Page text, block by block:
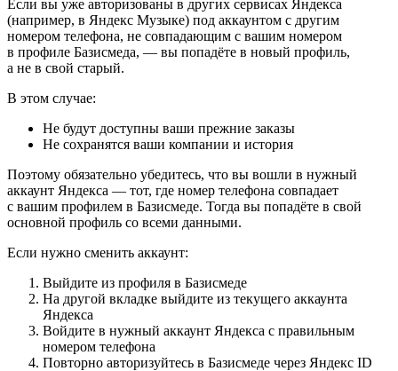
Если вы уже авторизованы в других сервисах Яндекса
(например, в Яндекс Музыке) под аккаунтом с другим
номером телефона, не совпадающим с вашим номером
в профиле Базисмеда, — вы попадёте в новый профиль,
а не в свой старый.
В этом случае:
Не будут доступны ваши прежние заказы
Не сохранятся ваши компании и история
Поэтому обязательно убедитесь, что вы вошли в нужный
аккаунт Яндекса — тот, где номер телефона совпадает
с вашим профилем в Базисмеде. Тогда вы попадёте в свой
основной профиль со всеми данными.
Если нужно сменить аккаунт:
Выйдите из профиля в Базисмеде
На другой вкладке выйдите из текущего аккаунта
Яндекса
Войдите в нужный аккаунт Яндекса с правильным
номером телефона
Повторно авторизуйтесь в Базисмеде через Яндекс ID